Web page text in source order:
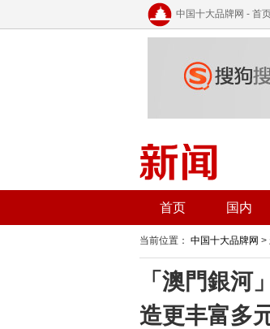
中国十大品牌网 - 首
首页 国内
当前位置： 中国十大品牌网 >
「澳門銀河
造更丰富多